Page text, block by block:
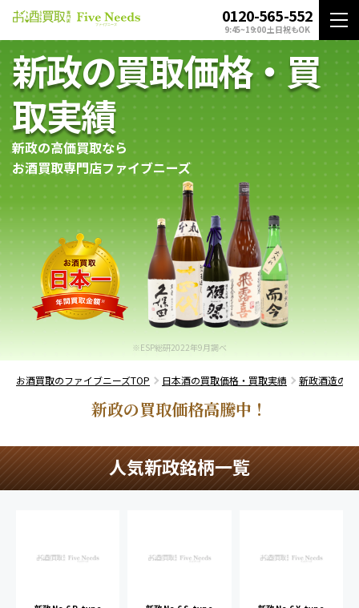
0120-565-552
9:45~19:00 土日祝もOK
新政の買取価格・買
取実績
新政の高価買取なら
お酒買取専門店ファイブニーズ
※ESP総研2022年9月調べ
お酒買取のファイブニーズTOP 日本酒の買取価格・買取実績 新政酒造の
新政の買取価格高騰中！
人気新政銘柄一覧